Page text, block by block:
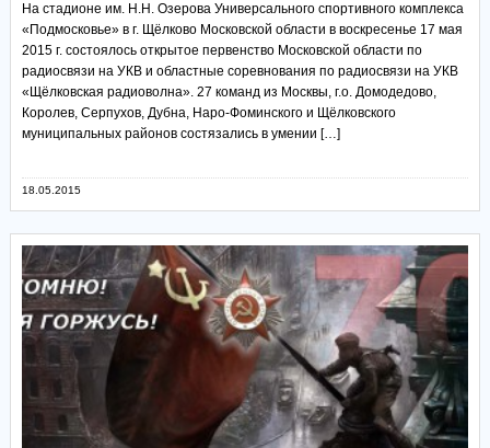
На стадионе им. Н.Н. Озерова Универсального спортивного комплекса
«Подмосковье» в г. Щёлково Московской области в воскресенье 17 мая
2015 г. состоялось открытое первенство Московской области по
радиосвязи на УКВ и областные соревнования по радиосвязи на УКВ
«Щёлковская радиоволна». 27 команд из Москвы, г.о. Домодедово,
Королев, Серпухов, Дубна, Наро-Фоминского и Щёлковского
муниципальных районов состязались в умении […]
18.05.2015